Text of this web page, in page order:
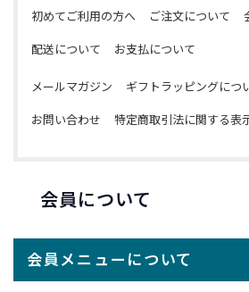
R
カ
初めてご利用の方へ ご注文について
配送について
お支払について
メールマガジン ギフトラッピングにつ
お問い合わせ
特定商取引法に関する表
会員について
会員メニューについて